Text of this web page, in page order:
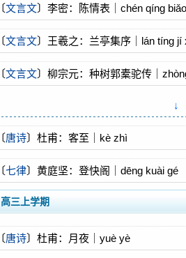
〔文言文〕李密：陈情表｜chén qíng biǎo
〔文言文〕王羲之：兰亭集序｜lán tíng jí
〔文言文〕柳宗元：种树郭橐驼传｜
↓
〔唐诗〕杜甫：客至｜kè zhì
〔七律〕黄庭坚：登快阁｜dēng kuài gé
高三上学期
〔唐诗〕杜甫：月夜｜yuè yè